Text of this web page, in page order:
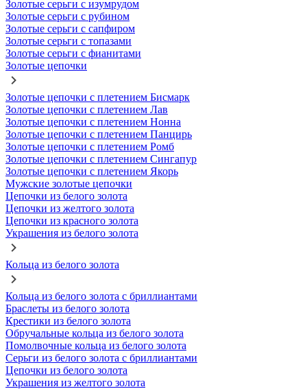
Золотые серьги с изумрудом
Золотые серьги с рубином
Золотые серьги с сапфиром
Золотые серьги с топазами
Золотые серьги с фианитами
Золотые цепочки
Золотые цепочки с плетением Бисмарк
Золотые цепочки с плетением Лав
Золотые цепочки с плетением Нонна
Золотые цепочки с плетением Панцирь
Золотые цепочки с плетением Ромб
Золотые цепочки с плетением Сингапур
Золотые цепочки с плетением Якорь
Мужские золотые цепочки
Цепочки из белого золота
Цепочки из желтого золота
Цепочки из красного золота
Украшения из белого золота
Кольца из белого золота
Кольца из белого золота с бриллиантами
Браслеты из белого золота
Крестики из белого золота
Обручальные кольца из белого золота
Помолвочные кольца из белого золота
Серьги из белого золота с бриллиантами
Цепочки из белого золота
Украшения из желтого золота